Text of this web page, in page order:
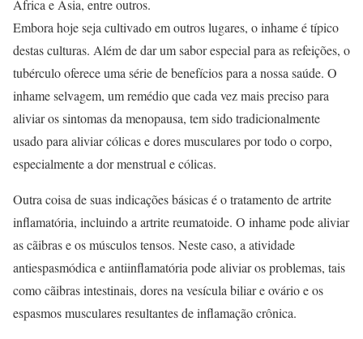
África e Ásia, entre outros.
Embora hoje seja cultivado em outros lugares, o inhame é típico
destas culturas. Além de dar um sabor especial para as refeições, o
tubérculo oferece uma série de benefícios para a nossa saúde. O
inhame selvagem, um remédio que cada vez mais preciso para
aliviar os sintomas da menopausa, tem sido tradicionalmente
usado para aliviar cólicas e dores musculares por todo o corpo,
especialmente a dor menstrual e cólicas.
Outra coisa de suas indicações básicas é o tratamento de artrite
inflamatória, incluindo a artrite reumatoide. O inhame pode aliviar
as cãibras e os músculos tensos. Neste caso, a atividade
antiespasmódica e antiinflamatória pode aliviar os problemas, tais
como cãibras intestinais, dores na vesícula biliar e ovário e os
espasmos musculares resultantes de inflamação crônica.